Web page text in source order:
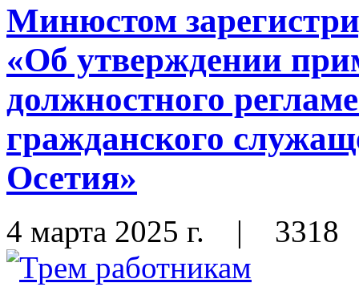
Минюстом
«Об утверждении
должностного
гражданского
Осетия»
4 марта 2025 г. | 3318